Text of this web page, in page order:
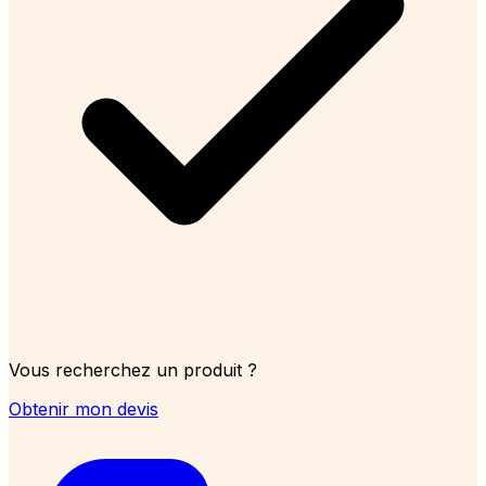
Vous recherchez un produit ?
Obtenir mon devis